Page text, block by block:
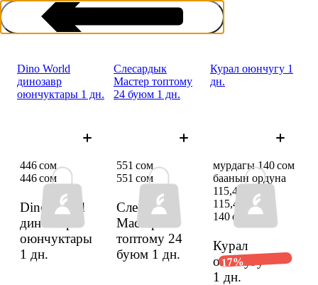
Dino World
динозавр
оюнчуктары 1 дн.
Dino World
динозавр
оюнчуктары
1 дн.
446 сом
446 сом
Слесардык
Мастер топтому
24 буюм 1 дн.
Слесардык
Мастер
топтому 24
буюм 1 дн.
551 сом
551 сом
Курал оюнчугу 1
дн.
Курал
оюнчугу
1 дн.
мурдагы 140 сом
баанын ордуна
115,48 сом
115,48 сом
140 сом
17%